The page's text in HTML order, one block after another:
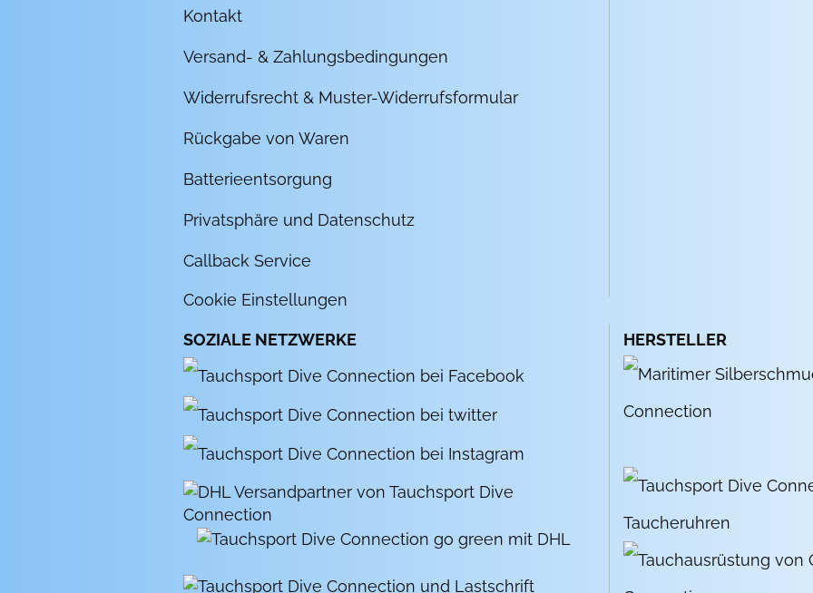
Kontakt
Versand- & Zahlungsbedingungen
Widerrufsrecht & Muster-Widerrufsformular
Rückgabe von Waren
Batterieentsorgung
Privatsphäre und Datenschutz
Callback Service
Cookie Einstellungen
SOZIALE NETZWERKE HERSTELLER